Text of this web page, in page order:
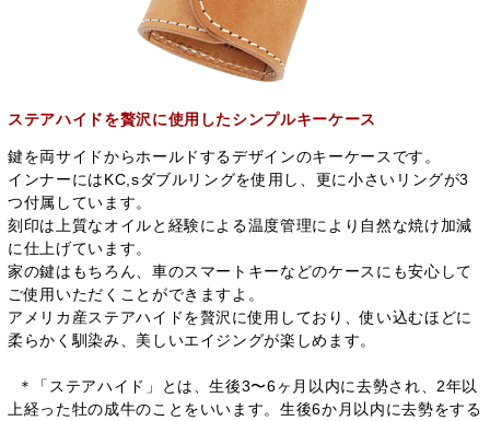
ステアハイドを贅沢に使用したシンプルキーケース
鍵を両サイドからホールドするデザインのキーケースです。
インナーにはKC,sダブルリングを使用し、更に小さいリングが3
つ付属しています。
刻印は上質なオイルと経験による温度管理により自然な焼け加減
に仕上げています。
家の鍵はもちろん、車のスマートキーなどのケースにも安心して
ご使用いただくことができますよ。
アメリカ産ステアハイドを贅沢に使用しており、使い込むほどに
柔らかく馴染み、美しいエイジングが楽しめます。
＊「ステアハイド」とは、生後3〜6ヶ月以内に去勢され、2年以
上経った牡の成牛のことをいいます。生後6か月以内に去勢をする